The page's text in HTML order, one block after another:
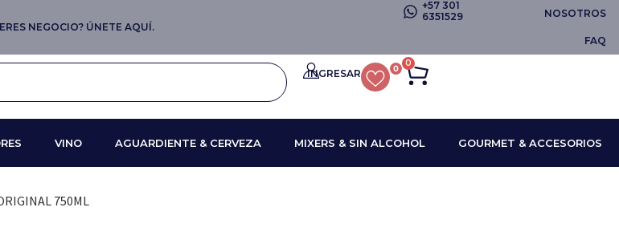
NEGOCIO? ÚNETE AQUÍ.
+57 301
6351529
NOSOTROS
FAQ
INGRESAR 0 0
VINO AGUARDIENTE & CERVEZA MIXERS & SIN ALCOHOL GOURMET & ACCESORIOS
750ML